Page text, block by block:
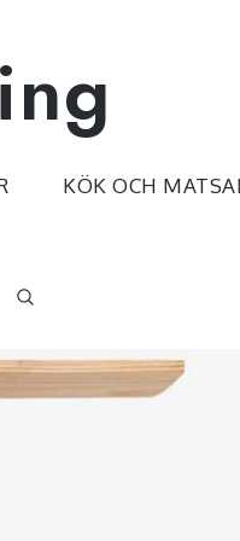
KÖK OCH